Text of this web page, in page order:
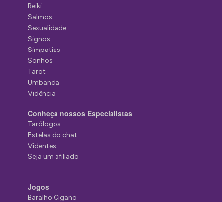
Reiki
Salmos
Sexualidade
Signos
Simpatias
Sonhos
Tarot
Umbanda
Vidência
Conheça nossos Especialistas
Tarólogos
Estelas do chat
Videntes
Seja um afiliado
Jogos
Baralho Cigano